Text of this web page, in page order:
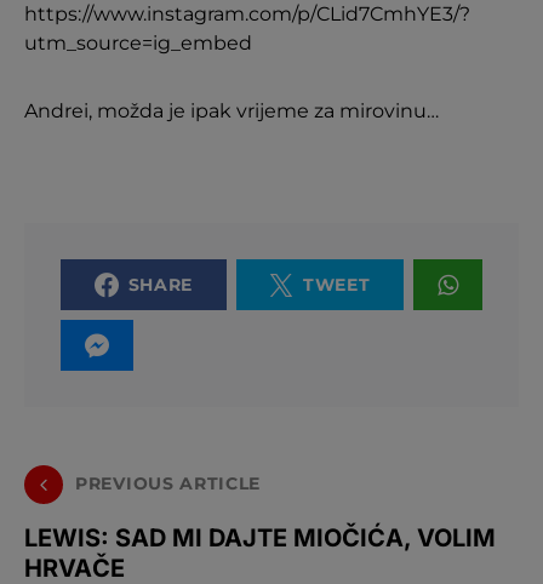
https://www.instagram.com/p/CLid7CmhYE3/?
utm_source=ig_embed
Andrei, možda je ipak vrijeme za mirovinu…
SHARE TWEET
PREVIOUS ARTICLE
LEWIS: SAD MI DAJTE MIOČIĆA, VOLIM
HRVAČE